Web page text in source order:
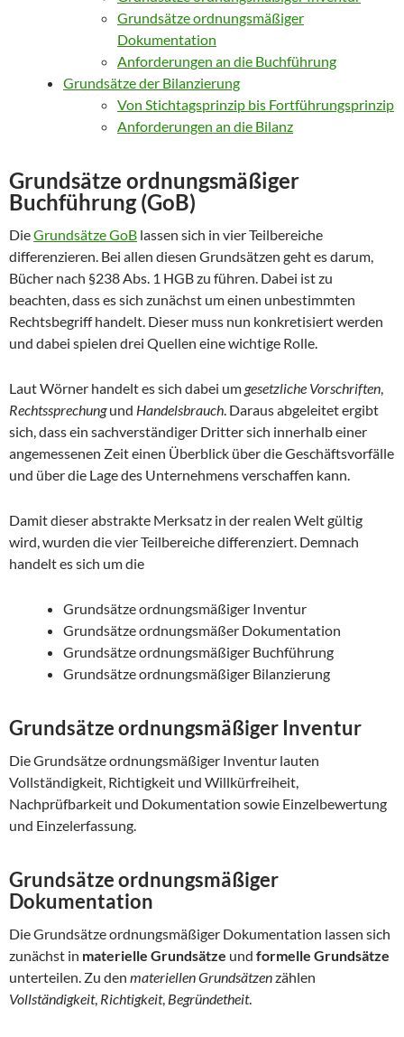
Grundsätze ordnungsmäßiger
Dokumentation
Anforderungen an die Buchführung
Grundsätze der Bilanzierung
Von Stichtagsprinzip bis Fortführungsprinzip
Anforderungen an die Bilanz
Grundsätze ordnungsmäßiger
Buchführung (GoB)
DieGrundsätze GoB lassen sich in vier Teilbereiche
differenzieren. Bei allen diesen Grundsätzen geht es darum,
Bücher nach §238 Abs. 1 HGB zu führen. Dabei ist zu
beachten, dass es sich zunächst um einen unbestimmten
Rechtsbegriff handelt. Dieser muss nun konkretisiert werden
und dabei spielen drei Quellen eine wichtige Rolle.
Laut Wörner handelt es sich dabei um gesetzliche Vorschriften,
Rechtssprechungund Handelsbrauch. Daraus abgeleitet ergibt
sich, dass ein sachverständiger Dritter sich innerhalb einer
angemessenen Zeit einen Überblick über die Geschäftsvorfälle
und über die Lage des Unternehmens verschaffen kann.
Damit dieser abstrakte Merksatz in der realen Welt gültig
wird, wurden die vier Teilbereiche differenziert. Demnach
handelt es sich um die
Grundsätze ordnungsmäßiger Inventur
Grundsätze ordnungsmäßer Dokumentation
Grundsätze ordnungsmäßiger Buchführung
Grundsätze ordnungsmäßiger Bilanzierung
Grundsätze ordnungsmäßiger Inventur
Die Grundsätze ordnungsmäßiger Inventur lauten
Vollständigkeit, Richtigkeit und Willkürfreiheit,
Nachprüfbarkeit und Dokumentation sowie Einzelbewertung
und Einzelerfassung.
Grundsätze ordnungsmäßiger
Dokumentation
Die Grundsätze ordnungsmäßiger Dokumentation lassen sich
zunächst in materielle Grundsätze und formelle Grundsätze
unterteilen. Zu den materiellen Grundsätzenzählen
Vollständigkeit, Richtigkeit, Begründetheit.